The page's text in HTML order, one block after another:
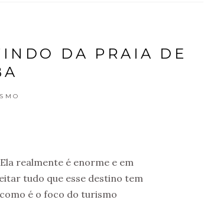
DA PRAIA DE
realmente é enorme e em
tudo que esse destino tem
é o foco do turismo